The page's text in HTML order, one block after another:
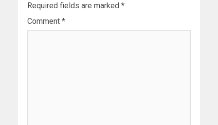
Required fields are marked *
Comment *